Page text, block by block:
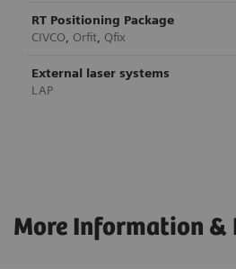
RT Positioning Package
CIVCO, Orfit, Qfix
External laser systems
LAP
More Information &